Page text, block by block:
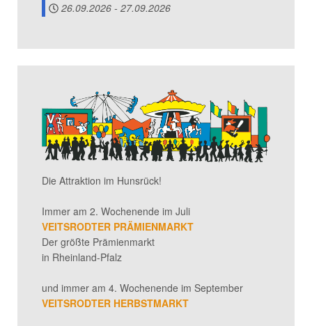
26.09.2026 - 27.09.2026
Die Attraktion im Hunsrück!
Immer am 2. Wochenende im Juli
VEITSRODTER PRÄMIENMARKT
Der größte Prämienmarkt
in Rheinland-Pfalz
und immer am 4. Wochenende im September
VEITSRODTER HERBSTMARKT